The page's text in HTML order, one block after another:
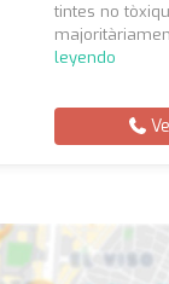
tintes no
leyendo